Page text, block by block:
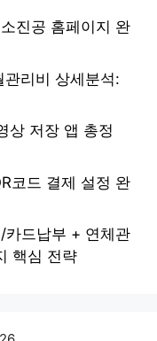
진공 홈페이지 완
리비 상세분석:
상 저장 앱 총정
코드 결제 설정 완
카드납부 + 연체관
핵심 전략